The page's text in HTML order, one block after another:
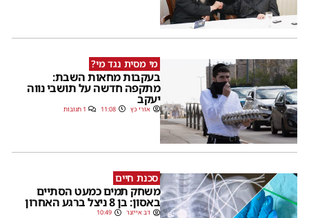
מי מסית נגד מי?
בעקבות מחאות השבת:
מתקפה חדשה על תושבי נווה
יעקב
אורי כץ 11:08 1 תגובות
סכנת חיים
משחק תמים כמעט הסתיים
באסון: בן 8 ניצל ברגע האחרון
דב אייזנר 10:49